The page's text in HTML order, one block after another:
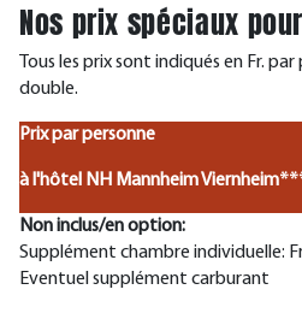
Nos prix spéciaux
Tous les prix sont indiqués en Fr.
double.
Prix par personne
à l'hôtel NH Mannheim
Non inclus/en option:
Supplément chambre individuelle:
Eventuel supplément carburant